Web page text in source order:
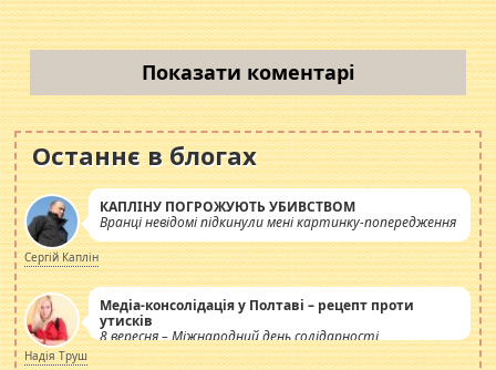
Показати коментарі
Останнє в блогах
КАПЛІНУ ПОГРОЖУЮТЬ УБИВСТВОМ
Вранці невідомі підкинули мені картинку-попередження
Сергій Каплін
Медіа-консолідація у Полтаві – рецепт проти
утисків
8 вересня – Міжнародний день солідарності
журналістів.
Надія Труш